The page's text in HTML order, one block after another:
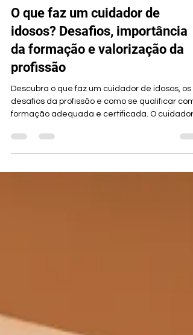
10 de abr.
2 min de leitura
O que faz um cuidador de
idosos? Desafios, importância
da formação e valorização da
profissão
Descubra o que faz um cuidador de idosos, os
desafios da profissão e como se qualificar com
formação adequada e certificada. O cuidador
promovendo qualidade de vida, segurança e